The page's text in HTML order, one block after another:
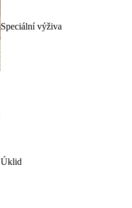
Speciální výživa
Úklid